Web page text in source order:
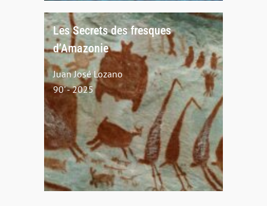
Les Secrets des fresques
d’Amazonie
Juan José Lozano
90' - 2025